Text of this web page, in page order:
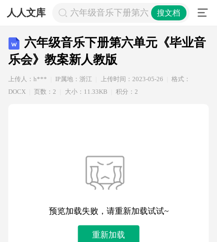
人人文库 六年级音乐下册第六单元《毕业音乐
搜文档
六年级音乐下册第六单元《毕业音
乐会》教案新人教版
上传人：h*** IP属地：浙江 上传时间：2023-05-26
格式：
DOCX
页数：2 大小：11.33KB 积分：2
预览加载失败，请重新加载试试~
重新加载